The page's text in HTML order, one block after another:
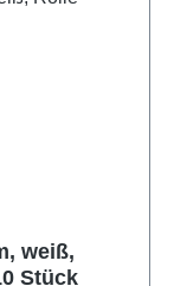
weiß,
Stück